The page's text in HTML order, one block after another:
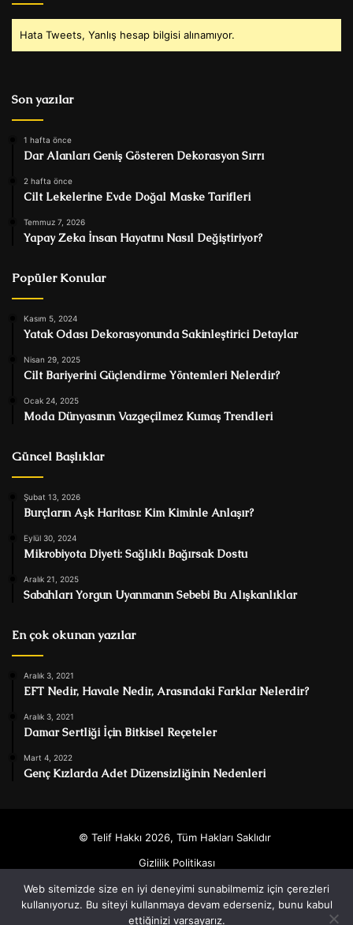
Hata Tweets, Yanlış hesap bilgisi alınamıyor.
Son yazılar
1 hafta önce
Dar Alanları Geniş Gösteren Dekorasyon Sırrı
2 hafta önce
Cilt Lekelerine Evde Doğal Maske Tarifleri
Temmuz 7, 2026
Yapay Zeka İnsan Hayatını Nasıl Değiştiriyor?
Popüler Konular
Kasım 5, 2024
Yatak Odası Dekorasyonunda Sakinleştirici Detaylar
Nisan 29, 2025
Cilt Bariyerini Güçlendirme Yöntemleri Nelerdir?
Ocak 24, 2025
Moda Dünyasının Vazgeçilmez Kumaş Trendleri
Güncel Başlıklar
Şubat 13, 2026
Burçların Aşk Haritası: Kim Kiminle Anlaşır?
Eylül 30, 2024
Mikrobiyota Diyeti: Sağlıklı Bağırsak Dostu
Aralık 21, 2025
Sabahları Yorgun Uyanmanın Sebebi Bu Alışkanlıklar
En çok okunan yazılar
Aralık 3, 2021
EFT Nedir, Havale Nedir, Arasındaki Farklar Nelerdir?
Aralık 3, 2021
Damar Sertliği İçin Bitkisel Reçeteler
Mart 4, 2022
Genç Kızlarda Adet Düzensizliğinin Nedenleri
© Telif Hakkı 2026, Tüm Hakları Saklıdır
Gizlilik Politikası
Facebook
TwitterYouTubeInstagram
Web sitemizde size en iyi deneyimi sunabilmemiz için çerezleri
kullanıyoruz. Bu siteyi kullanmaya devam ederseniz, bunu kabul
ettiğinizi varsayarız.